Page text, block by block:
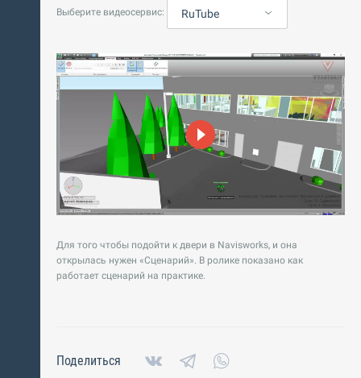
Выберите видеосервис: RuTube
Для того чтобы подойти к двери в Navisworks, и она
открылась нужен «Сценарий». В ролике показано как
работает сценарий на практике.
Поделиться